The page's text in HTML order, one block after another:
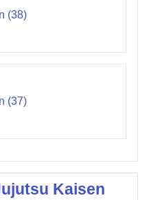
(38)
(37)
Kaisen